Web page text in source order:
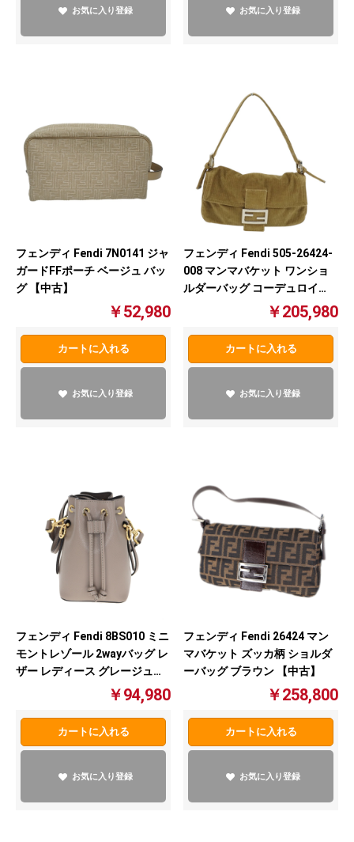
お気に入り登録 お気に入り登録
フェンディ Fendi 7N0141 ジャ
ガードFFポーチ ベージュ バッ
グ 【中古】
￥52,980
カートに入れる
お気に入り登録
フェンディ Fendi 505-26424-
008 マンマバケット ワンショ
ルダーバッグ コーデュロイ
￥205,980
カートに入れる
お気に入り登録
フェンディ Fendi 8BS010 ミニ
モントレゾール 2wayバッグ レ
ザー レディース グレージュ系
￥94,980
カートに入れる
お気に入り登録
フェンディ Fendi 26424 マン
マバケット ズッカ柄 ショルダ
ーバッグ ブラウン 【中古】
￥258,800
カートに入れる
お気に入り登録